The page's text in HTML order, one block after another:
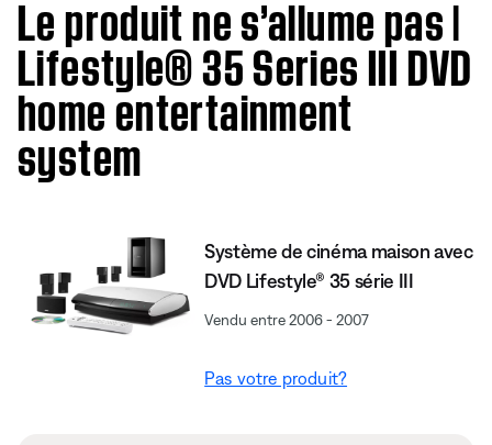
Le produit ne s’allume pas |
Lifestyle® 35 Series III DVD
home entertainment
system
Système de cinéma maison avec
DVD Lifestyle® 35 série III
Vendu entre 2006 - 2007
Pas votre produit?